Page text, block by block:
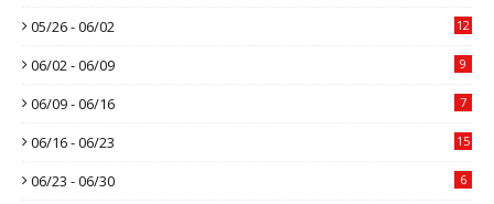
05/26 - 06/02 12
06/02 - 06/09 9
06/09 - 06/16 7
06/16 - 06/23 15
06/23 - 06/30 6